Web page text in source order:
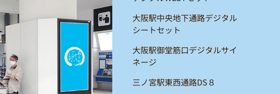
大阪駅中央地下通路デジタル
シートセット
大阪駅御堂筋口デジタルサイ
ネージ
三ノ宮駅東西通路DS８